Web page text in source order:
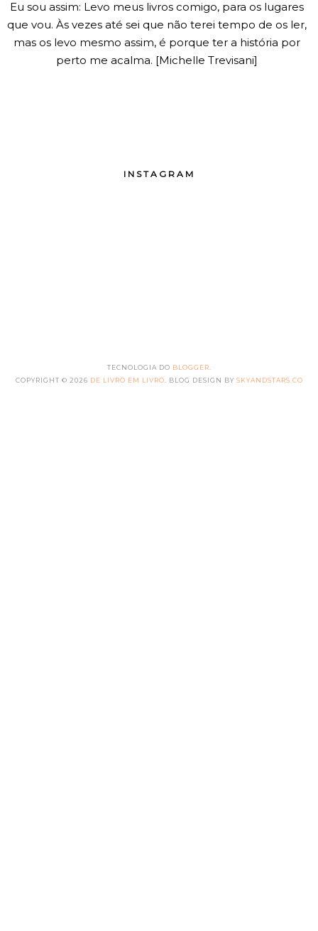
Eu sou assim: Levo meus livros comigo, para os lugares
que vou. Às vezes até sei que não terei tempo de os ler,
mas os levo mesmo assim, é porque ter a história por
perto me acalma. [Michelle Trevisani]
INSTAGRAM
TECNOLOGIA DO BLOGGER
COPYRIGHT © 2026 DE LIVRO EM LIVRO . BLOG DESIGN BY SKYANDSTARS.CO